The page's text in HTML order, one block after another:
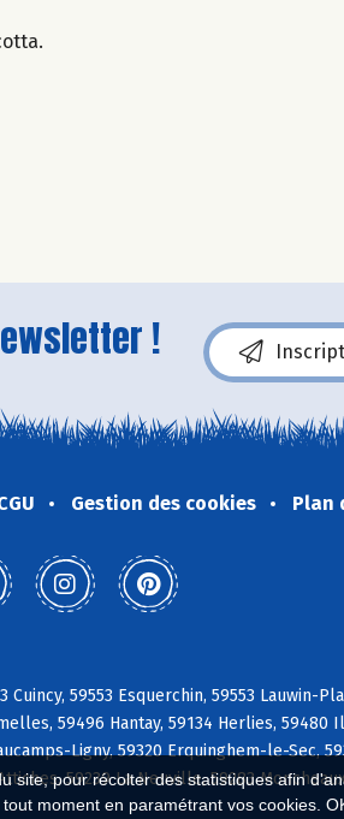
pour récolter des statistiques afin
moment en paramétrant vos cookies.
!
Gestion des cookies Plan
59553 Esquerchin, 59553 Lauwin-
59496 Hantay, 59134 Herlies, 59480
Ligny, 59320 Erquinghem-le-Sec,
59239 La Neuville, 59283